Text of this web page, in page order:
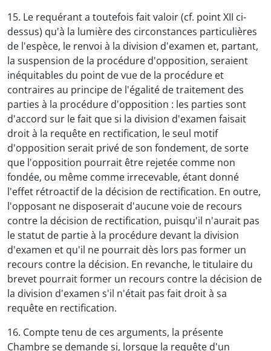
15. Le requérant a toutefois fait valoir (cf. point XII ci-
dessus) qu'à la lumière des circonstances particulières
de l'espèce, le renvoi à la division d'examen et, partant,
la suspension de la procédure d'opposition, seraient
inéquitables du point de vue de la procédure et
contraires au principe de l'égalité de traitement des
parties à la procédure d'opposition : les parties sont
d'accord sur le fait que si la division d'examen faisait
droit à la requête en rectification, le seul motif
d'opposition serait privé de son fondement, de sorte
que l'opposition pourrait être rejetée comme non
fondée, ou même comme irrecevable, étant donné
l'effet rétroactif de la décision de rectification. En outre,
l'opposant ne disposerait d'aucune voie de recours
contre la décision de rectification, puisqu'il n'aurait pas
le statut de partie à la procédure devant la division
d'examen et qu'il ne pourrait dès lors pas former un
recours contre la décision. En revanche, le titulaire du
brevet pourrait former un recours contre la décision de
la division d'examen s'il n'était pas fait droit à sa
requête en rectification.
16. Compte tenu de ces arguments, la présente
Chambre se demande si, lorsque la requête d'un